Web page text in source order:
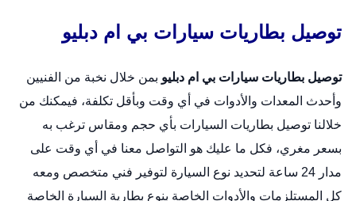
توصيل بطاريات سيارات بي ام دبليو
توصيل بطاريات سيارات بي ام دبليو بمن خلال نخبة من الفنيين
وأحدث المعدات والأدوات في أي وقت وبأقل تكلفة، فيمكنك من
خلالنا توصيل بطاريات السيارات بأي حجم ومقاس ترغب به
بسعر مغري، فكل ما عليك هو التواصل معنا في أي وقت على
مدار 24 ساعة لتحديد نوع السيارة لتوفير فني متخصص ومعه
كل المستلزمات والأدوات الخاصة بنوع بطارية السيارة الخاصة